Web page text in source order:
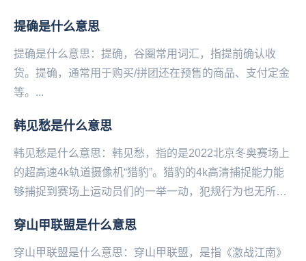
提确是什么意思
提确是什么意思：提确，谷圈常用词汇，指提前确认收
货。提确，通常用于购买‌‌‌‌‌‌‌‌‌‌/拼团还在预售的商品、支付定金
等。...
韩见愁是什么意思
韩见愁是什么意思：韩见愁，指的是2022北京冬‌‌‌‌‌‌‌‌‌‌‌‌奥赛场上
的超高速4k轨道摄像机“猎豹”。猎豹的4k高清捕捉能力能
够捕捉到赛场上运动员们的一举一动，犯规行为也无所遁
穿山甲联盟是什么意思
穿山甲联盟是什么意思：穿山甲联盟，是指《激战江南》